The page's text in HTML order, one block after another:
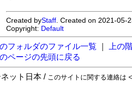
Created byStaff . Created on 2021-
Copyright: Default
フォルダのファイル一覧
上の
ページの先頭に戻る
ット日本 / このサイトに関する連絡は